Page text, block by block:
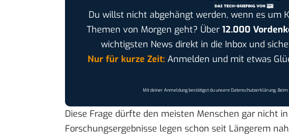
Du willst nicht abgehängt werden, wenn es um
Themen von Morgen geht? Über 12.000
wichtigsten News direkt in die Inbox und
Nur für kurze Zeit:Anmelden und mit etwas
Mit deiner Anmeldung bestätigst du unsereDatenschutzerklärung.
Diese Frage dürfte den meisten Menschen gar nicht
Forschungsergebnisse legen schon seit Längerem